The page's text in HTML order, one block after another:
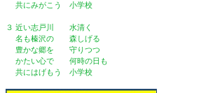
共にみがこう 小学校
３ 近い志戸川 水清く
名も榛沢の 森しげる
豊かな郷を 守りつつ
かたい心で 何時の日も
共にはげもう 小学校